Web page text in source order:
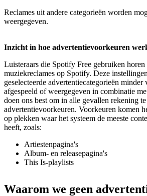
Reclames uit andere categorieën worden
weergegeven.
Inzicht in hoe advertentievoorkeuren
Luisteraars die Spotify Free gebruiken horen
muziekreclames op Spotify. Deze
geselecteerde advertentiecategorieën minder
afgespeeld of weergegeven in combinatie
doen ons best om in alle gevallen rekening
advertentievoorkeuren. Voorkeuren komen
op plekken waar het systeem de meeste
heeft, zoals:
Artiestenpagina's
Album- en releasepagina's
This Is-playlists
Waarom we geen